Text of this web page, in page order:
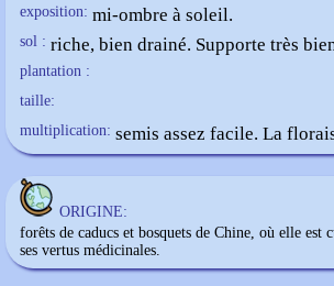
exposition: mi-ombre à soleil.
sol : riche, bien drainé. Supporte très
plantation :
taille:
multiplication: semis assez facile. La
ORIGINE:
forêts de caducs et bosquets de Chine, où elle
ses vertus médicinales.